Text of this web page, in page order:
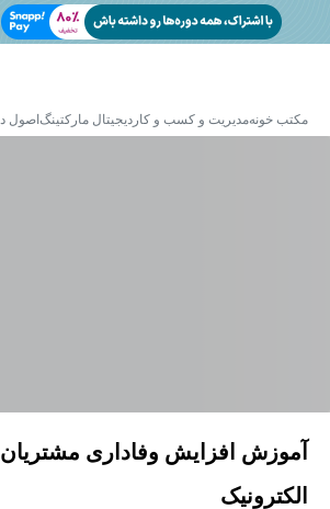
مکتب خونهمدیریت و کسب و کار دیجیتال مارکتینگ اصول
آموزش افزایش وفاداری
الکترونیک